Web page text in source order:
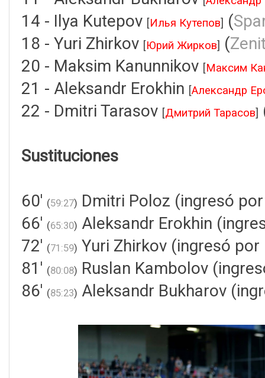
14 - Ilya Kutepov [Илья Кутепов] (
18 - Yuri Zhirkov [Юрий Жирков] (
20 - Maksim Kanunnikov [Максим
21 - Aleksandr Erokhin [Александр
22 - Dmitri Tarasov [Дмитрий Тарасов]
Sustituciones
60' (59:27) Dmitri Poloz (ingresó
66' (65:30) Aleksandr Erokhin
72' (71:59) Yuri Zhirkov (ingresó
81' (80:08) Ruslan Kambolov
86' (85:23) Aleksandr Bukharov